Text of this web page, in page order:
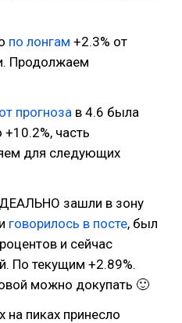
по лонгам +2.3% от
Продолжаем
от прогноза в 4.6 была
часть
для следующих
зашли в зону
говорилось в посте, был
и сейчас
По текущим +2.89%.
можно докупать 🙂
на пиках принесло